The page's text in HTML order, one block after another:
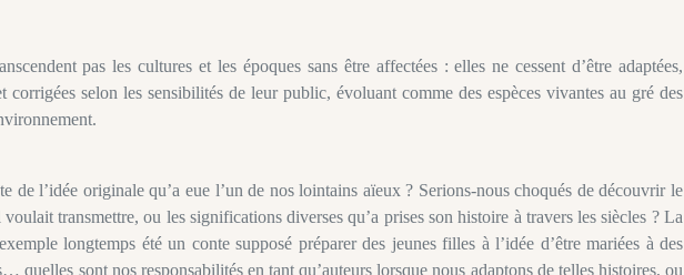
pas les cultures et les époques sans être affectées : elles ne cessent d’être adaptées,
corrigées selon les sensibilités de leur public, évoluant comme des espèces vivantes au gré des
de l’idée originale qu’a eue l’un de nos lointains aïeux ? Serions-nous choqués de découvrir le
voulait transmettre, ou les significations diverses qu’a prises son histoire à travers les siècles ? La
longtemps été un conte supposé préparer des jeunes filles à l’idée d’être mariées à des
quelles sont nos responsabilités en tant qu’auteurs lorsque nous adaptons de telles histoires, ou